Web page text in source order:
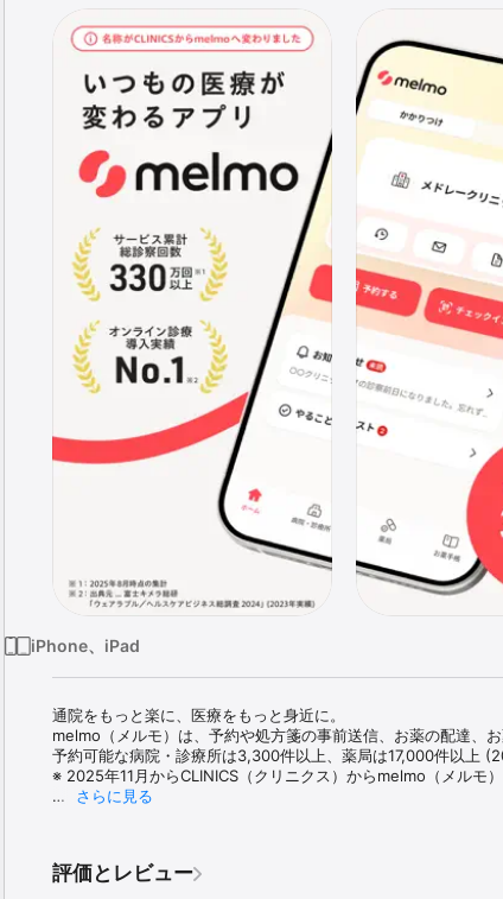
iPhone、iPad
通院をもっと楽に、医療をもっと身近に。
melmo（メルモ）は、予約や処方箋の事前送信、お薬の配達、
予約可能な病院・診療所は3,300件以上、薬局は17,000件以上
※ 2025年11月からCLINICS（クリニクス）からmelmo（メルモ）
いつでもどこでも病院・診療所、薬局、歯科診療所への予約がで
さらに見る
評価とレビュー